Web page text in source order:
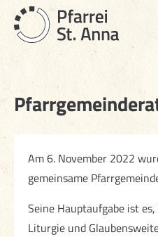
Am 6. November 2022
gemeinsame
Seine Hauptaufgabe ist
Liturgie und